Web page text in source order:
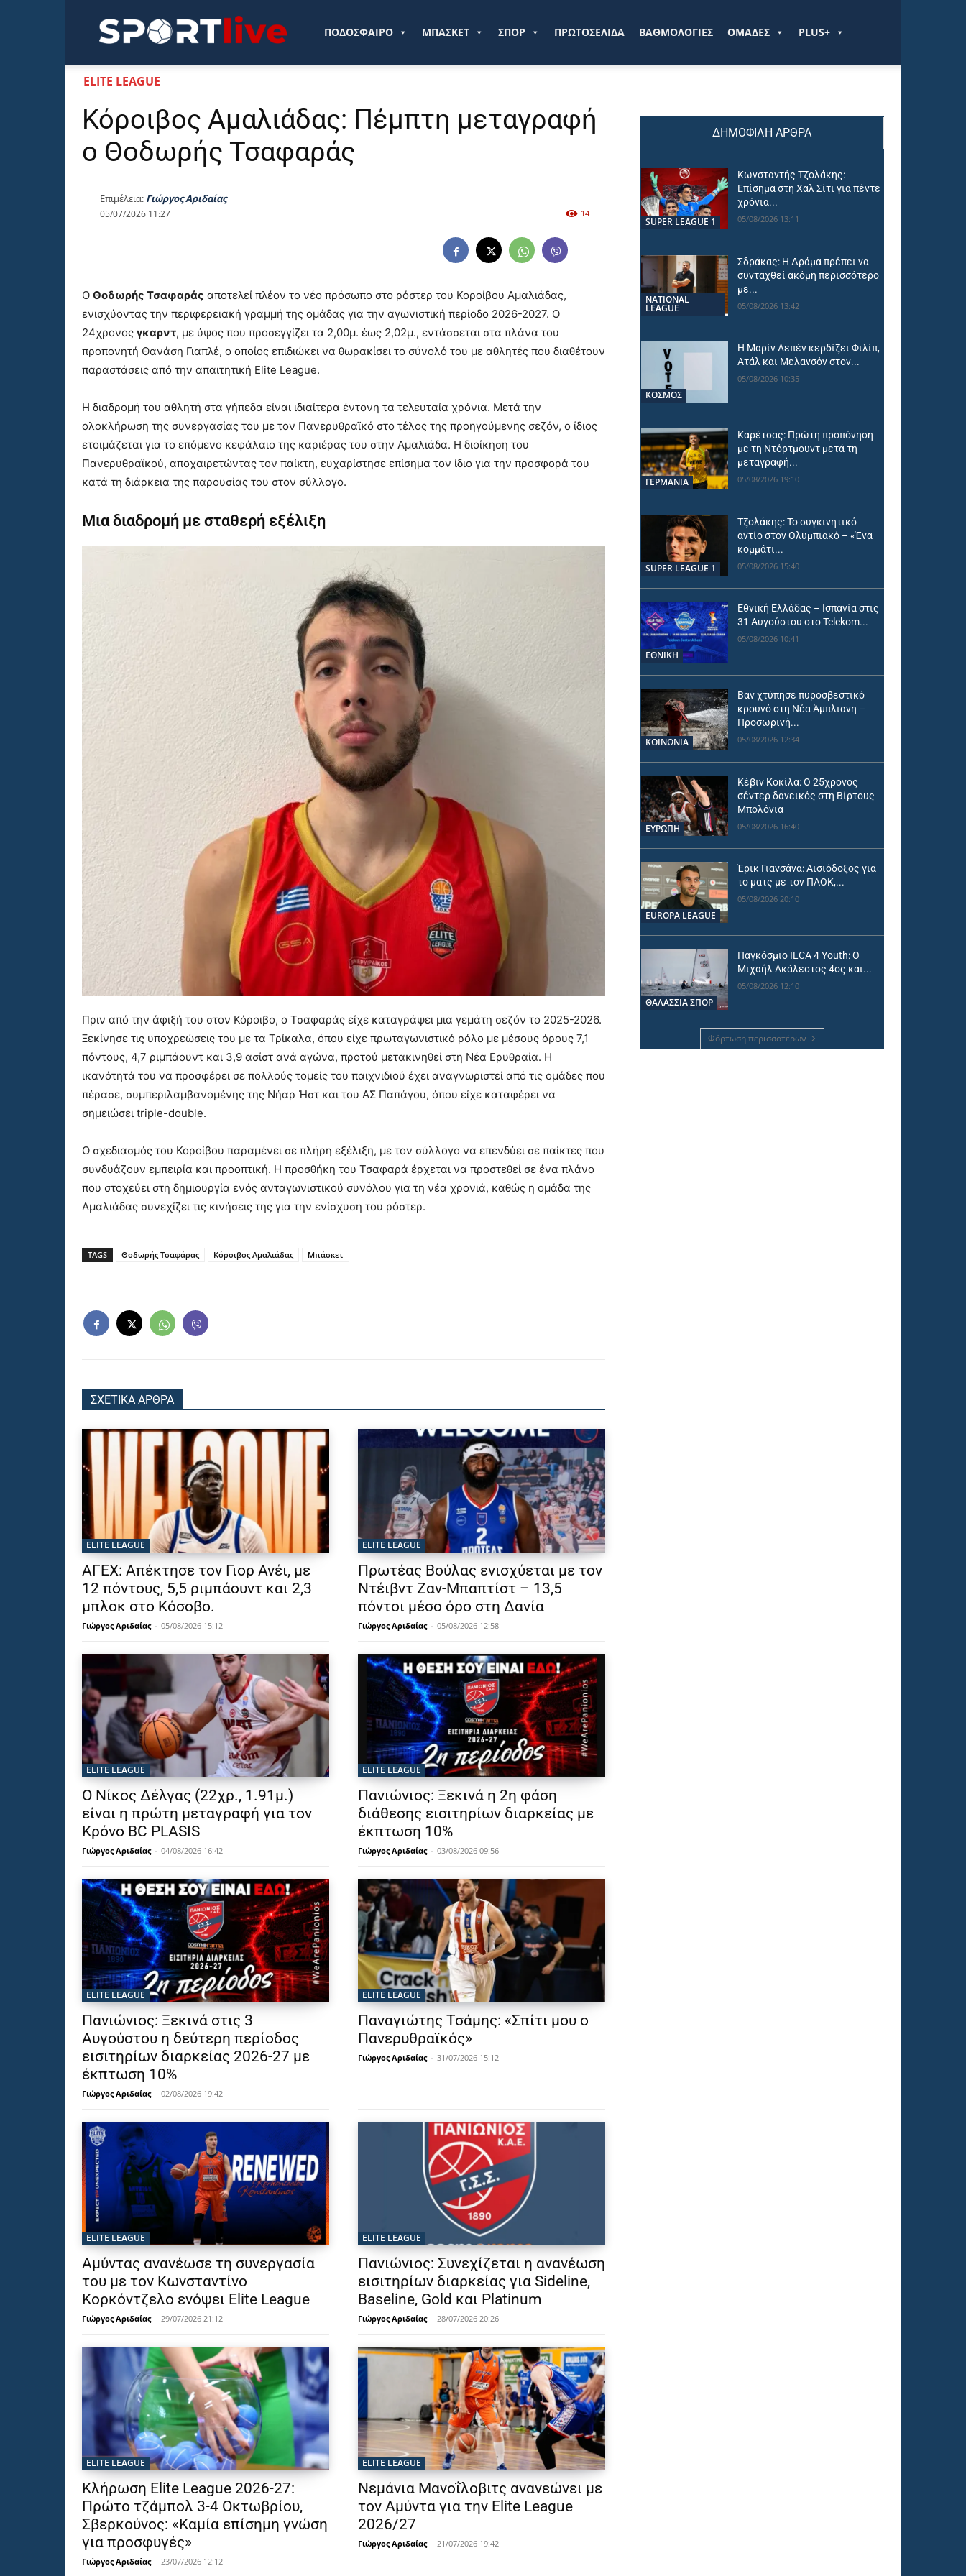
Sportlive.grΠΟΔΟΣΦΑΙΡΟ ΜΠΑΣΚΕΤ ΣΠΟΡ ΠΡΩΤΟΣΕΛΙΔΑ ΒΑΘΜΟΛΟΓΙΕΣ ΟΜΑΔΕΣ PLUS+
ELITE LEAGUE
Κόροιβος Αμαλιάδας: Πέμπτη μεταγραφή
ο Θοδωρής Τσαφαράς
Επιμέλεια: Γιώργος Αριδαίας
05/07/2026 11:27 14
Ο Θοδωρής Τσαφαράς αποτελεί πλέον το νέο πρόσωπο στο ρόστερ του Κοροίβου Αμαλιάδας,
ενισχύοντας την περιφερειακή γραμμή της ομάδας για την αγωνιστική περίοδο 2026-2027. Ο
24χρονος γκαρντ, με ύψος που προσεγγίζει τα 2,00μ. έως 2,02μ., εντάσσεται στα πλάνα του
προπονητή Θανάση Γιαπλέ, ο οποίος επιδιώκει να θωρακίσει το σύνολό του με αθλητές που διαθέτουν
παραστάσεις από την απαιτητική Elite League.
Η διαδρομή του αθλητή στα γήπεδα είναι ιδιαίτερα έντονη τα τελευταία χρόνια. Μετά την
ολοκλήρωση της συνεργασίας του με τον Πανερυθραϊκό στο τέλος της προηγούμενης σεζόν, ο ίδιος
ετοιμάζεται για το επόμενο κεφάλαιο της καριέρας του στην Αμαλιάδα. Η διοίκηση του
Πανερυθραϊκού, αποχαιρετώντας τον παίκτη, ευχαρίστησε επίσημα τον ίδιο για την προσφορά του
κατά τη διάρκεια της παρουσίας του στον σύλλογο.
Μια διαδρομή με σταθερή εξέλιξη
Πριν από την άφιξή του στον Κόροιβο, ο Τσαφαράς είχε καταγράψει μια γεμάτη σεζόν το 2025-2026.
Ξεκίνησε τις υποχρεώσεις του με τα Τρίκαλα, όπου είχε πρωταγωνιστικό ρόλο με μέσους όρους 7,1
πόντους, 4,7 ριμπάουντ και 3,9 ασίστ ανά αγώνα, προτού μετακινηθεί στη Νέα Ερυθραία. Η
ικανότητά του να προσφέρει σε πολλούς τομείς του παιχνιδιού έχει αναγνωριστεί από τις ομάδες που
πέρασε, συμπεριλαμβανομένης της Νήαρ Ήστ και του ΑΣ Παπάγου, όπου είχε καταφέρει να
σημειώσει triple-double.
Ο σχεδιασμός του Κοροίβου παραμένει σε πλήρη εξέλιξη, με τον σύλλογο να επενδύει σε παίκτες που
συνδυάζουν εμπειρία και προοπτική. Η προσθήκη του Τσαφαρά έρχεται να προστεθεί σε ένα πλάνο
που στοχεύει στη δημιουργία ενός ανταγωνιστικού συνόλου για τη νέα χρονιά, καθώς η ομάδα της
Αμαλιάδας συνεχίζει τις κινήσεις της για την ενίσχυση του ρόστερ.
TAGS Θοδωρής Τσαφάρας Κόροιβος Αμαλιάδας Μπάσκετ
ΣΧΕΤΙΚΑ ΑΡΘΡΑ
ELITE LEAGUE
ΑΓΕΧ: Απέκτησε τον Γιορ Ανέι, με
12 πόντους, 5,5 ριμπάουντ και 2,3
μπλοκ στο Κόσοβο.
Γιώργος Αριδαίας - 05/08/2026 15:12
ELITE LEAGUE
Πρωτέας Βούλας ενισχύεται με τον
Ντέιβντ Ζαν-Μπαπτίστ – 13,5
πόντοι μέσο όρο στη Δανία
Γιώργος Αριδαίας - 05/08/2026 12:58
ELITE LEAGUE
Ο Νίκος Δέλγας (22χρ., 1.91μ.)
είναι η πρώτη μεταγραφή για τον
Κρόνο BC PLASIS
Γιώργος Αριδαίας - 04/08/2026 16:42
ELITE LEAGUE
Πανιώνιος: Ξεκινά η 2η φάση
διάθεσης εισιτηρίων διαρκείας με
έκπτωση 10%
Γιώργος Αριδαίας - 03/08/2026 09:56
ELITE LEAGUE
Πανιώνιος: Ξεκινά στις 3
Αυγούστου η δεύτερη περίοδος
εισιτηρίων διαρκείας 2026-27 με
έκπτωση 10%
Γιώργος Αριδαίας - 02/08/2026 19:42
ELITE LEAGUE
Παναγιώτης Τσάμης: «Σπίτι μου ο
Πανερυθραϊκός»
Γιώργος Αριδαίας - 31/07/2026 15:12
ELITE LEAGUE
Αμύντας ανανέωσε τη συνεργασία
του με τον Κωνσταντίνο
Κορκόντζελο ενόψει Elite League
Γιώργος Αριδαίας - 29/07/2026 21:12
ELITE LEAGUE
Πανιώνιος: Συνεχίζεται η ανανέωση
εισιτηρίων διαρκείας για Sideline,
Baseline, Gold και Platinum
Γιώργος Αριδαίας - 28/07/2026 20:26
ELITE LEAGUE
Κλήρωση Elite League 2026-27:
Πρώτο τζάμπολ 3-4 Οκτωβρίου,
Σβερκούνος: «Καμία επίσημη γνώση
για προσφυγές»
Γιώργος Αριδαίας - 23/07/2026 12:12
ELITE LEAGUE
Νεμάνια Μανοΐλοβιτς ανανεώνει με
τον Αμύντα για την Elite League
2026/27
Γιώργος Αριδαίας - 21/07/2026 19:42
ΔΗΜΟΦΙΛΗ ΑΡΘΡΑ
SUPER LEAGUE 1
Κωνσταντής Τζολάκης:
Επίσημα στη Χαλ Σίτι για πέντε
χρόνια...
05/08/2026 13:11
NATIONAL
LEAGUE
Σδράκας: Η Δράμα πρέπει να
συνταχθεί ακόμη περισσότερο
με...
05/08/2026 13:42
ΚΟΣΜΟΣ
Η Μαρίν Λεπέν κερδίζει Φιλίπ,
Ατάλ και Μελανσόν στον...
05/08/2026 10:35
ΓΕΡΜΑΝΙΑ
Καρέτσας: Πρώτη προπόνηση
με τη Ντόρτμουντ μετά τη
μεταγραφή...
05/08/2026 19:10
SUPER LEAGUE 1
Τζολάκης: Το συγκινητικό
αντίο στον Ολυμπιακό – «Ένα
κομμάτι...
05/08/2026 15:40
ΕΘΝΙΚΉ
Εθνική Ελλάδας – Ισπανία στις
31 Αυγούστου στο Telekom...
05/08/2026 10:41
ΚΟΙΝΩΝΙΑ
Βαν χτύπησε πυροσβεστικό
κρουνό στη Νέα Άμπλιανη –
Προσωρινή...
05/08/2026 12:34
ΕΥΡΩΠΗ
Κέβιν Κοκίλα: Ο 25χρονος
σέντερ δανεικός στη Βίρτους
Μπολόνια
05/08/2026 16:40
EUROPA LEAGUE
Έρικ Γιανσάνα: Αισιόδοξος για
το ματς με τον ΠΑΟΚ,...
05/08/2026 20:10
ΘΑΛΆΣΣΙΑ ΣΠΟΡ
Παγκόσμιο ILCA 4 Youth: Ο
Μιχαήλ Ακάλεστος 4ος και...
05/08/2026 12:10
Φόρτωση περισσοτέρων